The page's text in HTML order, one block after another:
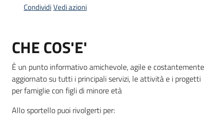
locali
Newsletter
CondividiVedi azioni
CHE COS'E'
È un punto informativo amichevole, agile e costantemente
aggiornato su tutti i principali servizi, le attività e i progetti
per famiglie con figli di minore età
Allo sportello puoi rivolgerti per: